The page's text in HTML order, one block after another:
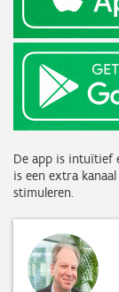
De app is intuïtief
is een extra
stimuleren.